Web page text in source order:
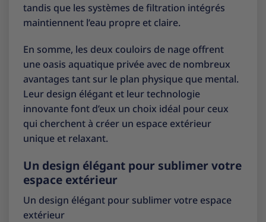
tandis que les systèmes de filtration intégrés
maintiennent l’eau propre et claire.
En somme, les deux couloirs de nage offrent
une oasis aquatique privée avec de nombreux
avantages tant sur le plan physique que mental.
Leur design élégant et leur technologie
innovante font d’eux un choix idéal pour ceux
qui cherchent à créer un espace extérieur
unique et relaxant.
Un design élégant pour sublimer votre
espace extérieur
Un design élégant pour sublimer votre espace
extérieur